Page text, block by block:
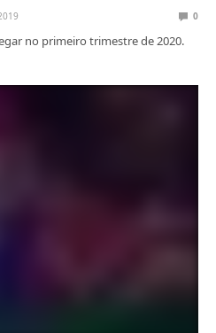
0
no primeiro trimestre de 2020.